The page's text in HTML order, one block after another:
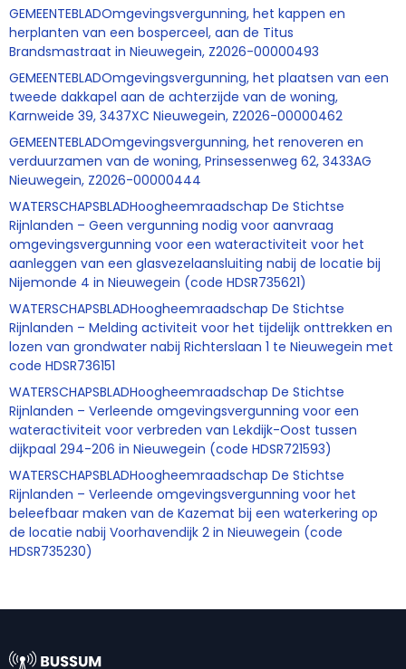
GEMEENTEBLADOmgevingsvergunning, het kappen en
herplanten van een bosperceel, aan de Titus
Brandsmastraat in Nieuwegein, Z2026-00000493
GEMEENTEBLADOmgevingsvergunning, het plaatsen van een
tweede dakkapel aan de achterzijde van de woning,
Karnweide 39, 3437XC Nieuwegein, Z2026-00000462
GEMEENTEBLADOmgevingsvergunning, het renoveren en
verduurzamen van de woning, Prinsessenweg 62, 3433AG
Nieuwegein, Z2026-00000444
WATERSCHAPSBLADHoogheemraadschap De Stichtse
Rijnlanden – Geen vergunning nodig voor aanvraag
omgevingsvergunning voor een wateractiviteit voor het
aanleggen van een glasvezelaansluiting nabij de locatie bij
Nijemonde 4 in Nieuwegein (code HDSR735621)
WATERSCHAPSBLADHoogheemraadschap De Stichtse
Rijnlanden – Melding activiteit voor het tijdelijk onttrekken en
lozen van grondwater nabij Richterslaan 1 te Nieuwegein met
code HDSR736151
WATERSCHAPSBLADHoogheemraadschap De Stichtse
Rijnlanden – Verleende omgevingsvergunning voor een
wateractiviteit voor verbreden van Lekdijk-Oost tussen
dijkpaal 294-206 in Nieuwegein (code HDSR721593)
WATERSCHAPSBLADHoogheemraadschap De Stichtse
Rijnlanden – Verleende omgevingsvergunning voor het
beleefbaar maken van de Kazemat bij een waterkering op
de locatie nabij Voorhavendijk 2 in Nieuwegein (code
HDSR735230)